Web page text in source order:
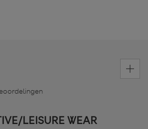
LEISURE WEAR